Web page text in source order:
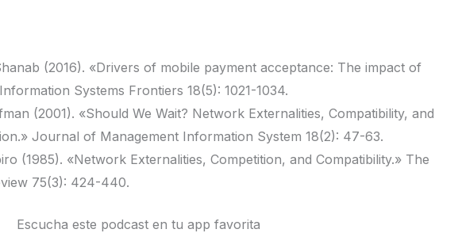
(2016). «Drivers of mobile payment acceptance: The impact of
Systems Frontiers 18(5): 1021-1034.
(2001). «Should We Wait? Network Externalities, Compatibility, and
Journal of Management Information System 18(2): 47-63.
(1985). «Network Externalities, Competition, and Compatibility.» The
75(3): 424-440.
Escucha este podcast en tu app favorita